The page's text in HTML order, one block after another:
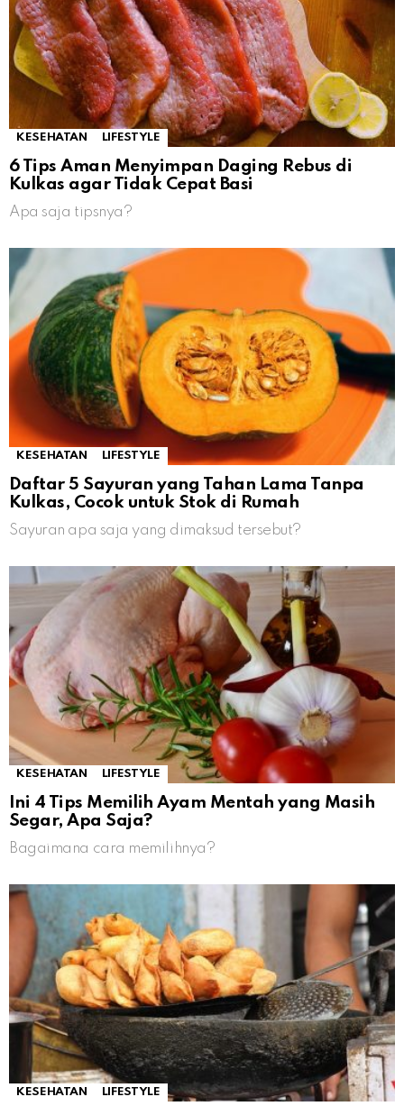
KESEHATAN LIFESTYLE
6 Tips Aman Menyimpan Daging Rebus di
Kulkas agar Tidak Cepat Basi
Apa saja tipsnya?
KESEHATAN LIFESTYLE
Daftar 5 Sayuran yang Tahan Lama Tanpa
Kulkas, Cocok untuk Stok di Rumah
Sayuran apa saja yang dimaksud tersebut?
KESEHATAN LIFESTYLE
Ini 4 Tips Memilih Ayam Mentah yang Masih
Segar, Apa Saja?
Bagaimana cara memilihnya?
KESEHATAN LIFESTYLE